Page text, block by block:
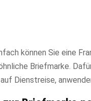
können Sie eine
Briefmarke.
Dienstreise,